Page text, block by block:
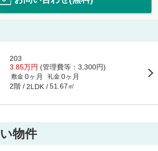
203
3.85万円 (管理費等：3,300円)
敷金 0ヶ月 礼金 0ヶ月
2階 2LDK 51.67㎡
物件